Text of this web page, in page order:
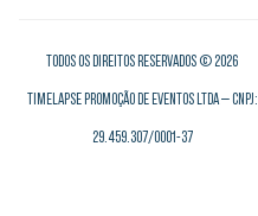
TODOS OS DIREITOS RESERVADOS © 2026
TIMELAPSE PROMOÇÃO DE EVENTOS LTDA — CNPJ:
29.459.307/0001-37